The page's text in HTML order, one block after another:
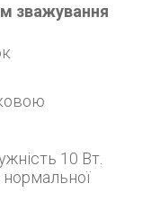
зважування